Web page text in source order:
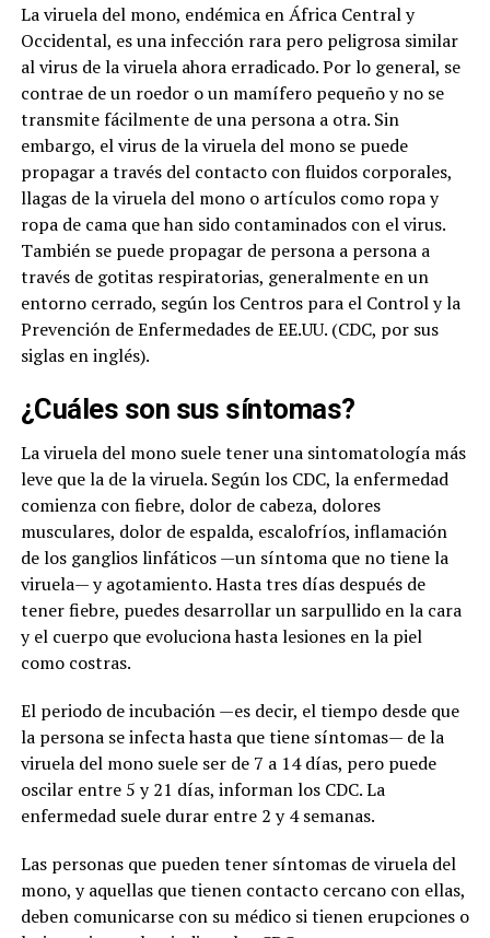
La viruela del mono, endémica en África Central y
Occidental, es una infección rara pero peligrosa similar
al virus de la viruela ahora erradicado. Por lo general, se
contrae de un roedor o un mamífero pequeño y no se
transmite fácilmente de una persona a otra. Sin
embargo, el virus de la viruela del mono se puede
propagar a través del contacto con fluidos corporales,
llagas de la viruela del mono o artículos como ropa y
ropa de cama que han sido contaminados con el virus.
También se puede propagar de persona a persona a
través de gotitas respiratorias, generalmente en un
entorno cerrado, según los Centros para el Control y la
Prevención de Enfermedades de EE.UU. (CDC, por sus
siglas en inglés).
¿Cuáles son sus síntomas?
La viruela del mono suele tener una sintomatología más
leve que la de la viruela. Según los CDC, la enfermedad
comienza con fiebre, dolor de cabeza, dolores
musculares, dolor de espalda, escalofríos, inflamación
de los ganglios linfáticos —un síntoma que no tiene la
viruela— y agotamiento. Hasta tres días después de
tener fiebre, puedes desarrollar un sarpullido en la cara
y el cuerpo que evoluciona hasta lesiones en la piel
como costras.
El periodo de incubación —es decir, el tiempo desde que
la persona se infecta hasta que tiene síntomas— de la
viruela del mono suele ser de 7 a 14 días, pero puede
oscilar entre 5 y 21 días, informan los CDC. La
enfermedad suele durar entre 2 y 4 semanas.
Las personas que pueden tener síntomas de viruela del
mono, y aquellas que tienen contacto cercano con ellas,
deben comunicarse con su médico si tienen erupciones o